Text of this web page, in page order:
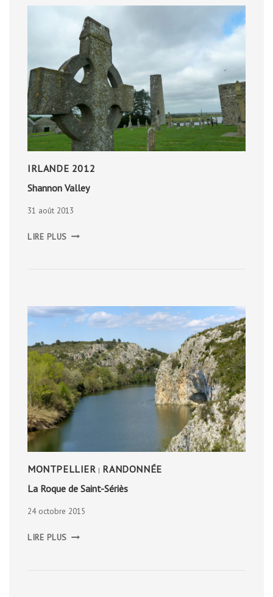
IRLANDE 2012
Shannon Valley
31 août 2013
LIRE PLUS VALLEY
MONTPELLIER | RANDONNÉE
La Roque de Saint-Sériès
24 octobre 2015
LIRE PLUS ROQUE